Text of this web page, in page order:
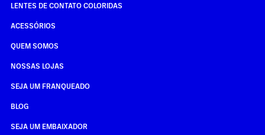
LENTES DE CONTATO COLORIDAS
ACESSÓRIOS
QUEM SOMOS
NOSSAS LOJAS
SEJA UM FRANQUEADO
BLOG
SEJA UM EMBAIXADOR